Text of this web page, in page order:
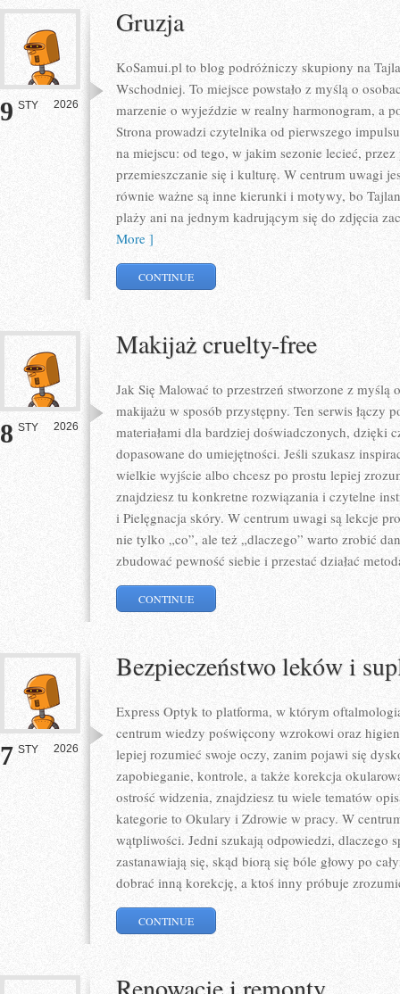
9 STY 2026
Gruzja
KoSamui.pl to blog podróżniczy skupiony na
Wschodniej. To miejsce powstało z myślą o
marzenie o wyjeździe w realny harmonogram, a
Strona prowadzi czytelnika od pierwszego
na miejscu: od tego, w jakim sezonie lecieć, przez
przemieszczanie się i kulturę. W centrum uwagi
równie ważne są inne kierunki i motywy, bo
plaży ani na jednym kadrującym się do zdjęcia
More ]
CONTINUE
8 STY 2026
Makijaż cruelty-free
Jak Się Malować to przestrzeń stworzone z myślą
makijażu w sposób przystępny. Ten serwis łączy
materiałami dla bardziej doświadczonych, dzięki
dopasowane do umiejętności. Jeśli szukasz
wielkie wyjście albo chcesz po prostu lepiej
znajdziesz tu konkretne rozwiązania i czytelne
i Pielęgnacja skóry. W centrum uwagi są lekcje
nie tylko „co”, ale też „dlaczego” warto zrobić
zbudować pewność siebie i przestać działać
CONTINUE
7 STY 2026
Bezpieczeństwo leków i
Express Optyk to platforma, w którym
centrum wiedzy poświęcony wzrokowi oraz
lepiej rozumieć swoje oczy, zanim pojawi się
zapobieganie, kontrole, a także korekcja
ostrość widzenia, znajdziesz tu wiele tematów
kategorie to Okulary i Zdrowie w pracy. W
wątpliwości. Jedni szukają odpowiedzi, dlaczego
zastanawiają się, skąd biorą się bóle głowy po
dobrać inną korekcję, a ktoś inny próbuje
CONTINUE